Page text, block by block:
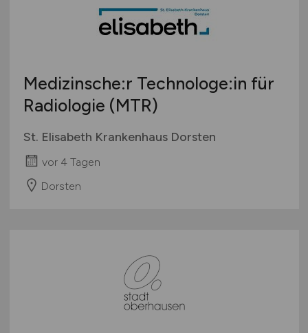
Medizinsche:r Technologe:in für
Radiologie (MTR)
St. Elisabeth Krankenhaus Dorsten
vor 4 Tagen
Dorsten